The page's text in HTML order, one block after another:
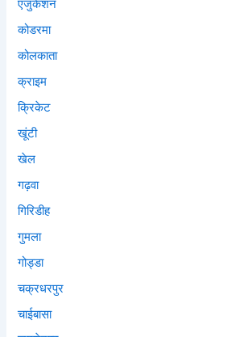
एजुकेशन
कोडरमा
कोलकाता
क्राइम
क्रिकेट
खूंटी
खेल
गढ़वा
गिरिडीह
गुमला
गोड्डा
चक्रधरपुर
चाईबासा